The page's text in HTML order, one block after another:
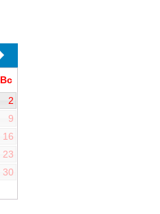
Вс
2
9
16
23
30